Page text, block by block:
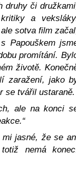
druhy či
a
sotva film
Papouškem
promítání.
životě.
zaražení, jako
se tvářil ustaraně.
ale na konci
jasné, že se
nemá